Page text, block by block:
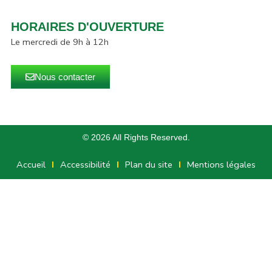
HORAIRES D'OUVERTURE
Le mercredi de 9h à 12h
Nous contacter
© 2026 All Rights Reserved.
Accueil Accessibilité Plan du site Mentions légales